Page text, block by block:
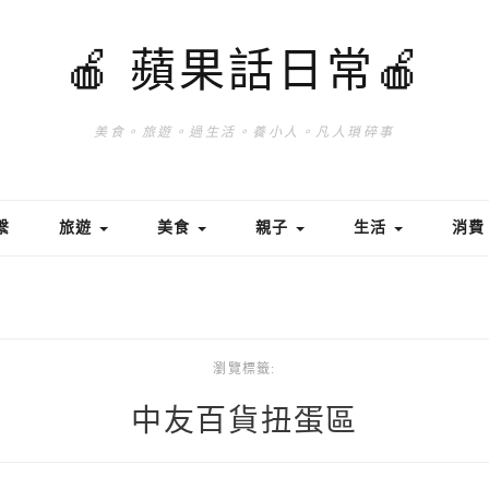
🍎 蘋果話日常🍎
美食。旅遊。過生活。養小人。凡人瑣碎事
旅遊 美食 親子 生活 消費
瀏覽標籤:
中友百貨扭蛋區